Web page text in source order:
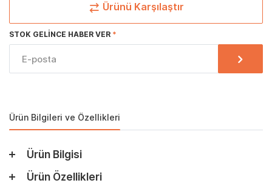
Ürünü Karşılaştır
STOK GELINCE HABER VER
Ürün Bilgileri ve Özellikleri
Ürün Bilgisi
Ürün Özellikleri